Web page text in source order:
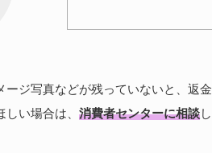
ージ写真などが残っていないと、返
い場合は、 消費者センターに相談